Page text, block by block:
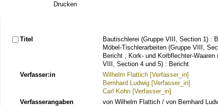
Drucken
Titel
Bautischlerei (Gruppe VIII, Section 1) :
Möbel-Tischlerarbeiten (Gruppe VIII,
Bericht ; Kork- und Korbflechter-Waaren
VIII, Section 4 und 5) : Bericht
Verfasser:in
Wilhelm Flattich [Verfasser_in]
Bernhard Ludwig [Verfasser_in]
Carl Kohn [Verfasser_in]
Verfasserangaben
von Wilhelm Flattich / von Bernhard